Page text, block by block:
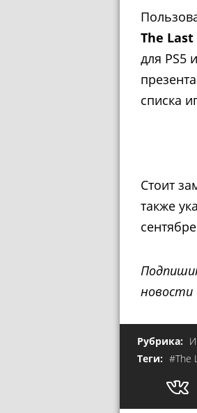
The
для PS5
списка
Стоит
также
новости
Рубрика:
Теги: #The